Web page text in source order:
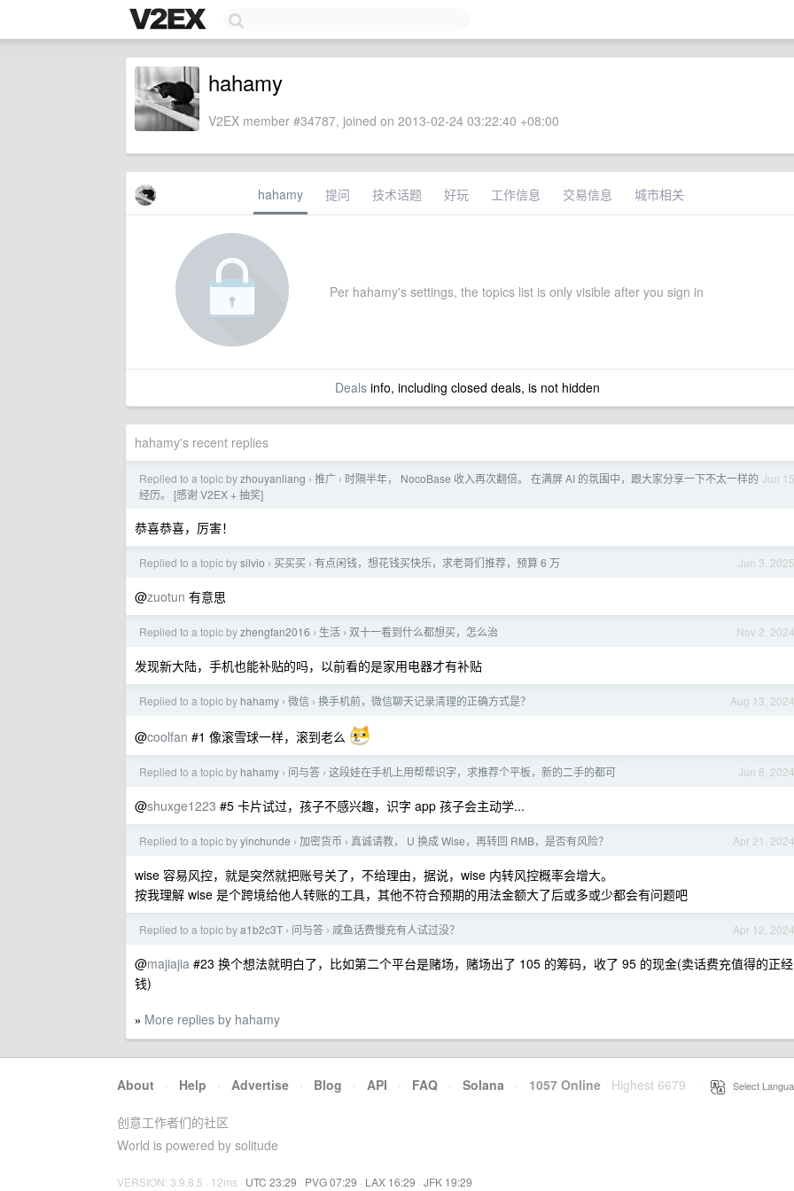
hahamy
V2EX member #34787, joined on 2013-02-24 03:22:40 +08:00
hahamy 提问 技术话题 好玩 工作信息 交易信息 城市相关
Per hahamy's settings, the topics list is only visible after you sign in
Dealsinfo, including closed deals, is not hidden
hahamy's recent replies
Jun 15
Replied to a topic byzhouyanliang › 推广 › 时隔半年， NocoBase 收入再次翻倍。 在满屏 AI 的氛围中，跟大家分享一下不太一样的
经历。 [感谢 V2EX + 抽奖]
恭喜恭喜，厉害！
Jun 3, 2025
Replied to a topic bysilvio › 买买买 › 有点闲钱，想花钱买快乐，求老哥们推荐，预算 6 万
@zuotun 有意思
Nov 2, 2024
Replied to a topic byzhengfan2016 › 生活 › 双十一看到什么都想买，怎么治
发现新大陆，手机也能补贴的吗，以前看的是家用电器才有补贴
Aug 13, 2024
Replied to a topic by hahamy › 微信 › 换手机前，微信聊天记录清理的正确方式是？
@coolfan #1 像滚雪球一样，滚到老么
Jun 8, 2024
Replied to a topic by hahamy › 问与答 › 这段娃在手机上用帮帮识字，求推荐个平板，新的二手的都可
@shuxge1223 #5 卡片试过，孩子不感兴趣，识字 app 孩子会主动学...
Apr 21, 2024
Replied to a topic byyinchunde › 加密货币 › 真诚请教， U 换成 Wise，再转回 RMB，是否有风险？
wise 容易风控，就是突然就把账号关了，不给理由，据说，wise 内转风控概率会增大。
按我理解 wise 是个跨境给他人转账的工具，其他不符合预期的用法金额大了后或多或少都会有问题吧
Apr 12, 2024
Replied to a topic bya1b2c3T › 问与答 › 咸鱼话费慢充有人试过没？
@majiajia #23 换个想法就明白了，比如第二个平台是赌场，赌场出了 105 的筹码，收了 95 的现金(卖话费充值得的正经
钱)
» More replies by hahamy
About · Help · Advertise · Blog · API · FAQ · Solana · 1057 Online Highest 6679 Select
创意工作者们的社区
World is powered by solitude
VERSION: 3.9.8.5 · 12ms · UTC 23:29 · PVG 07:29 · LAX 16:29 · JFK 19:29